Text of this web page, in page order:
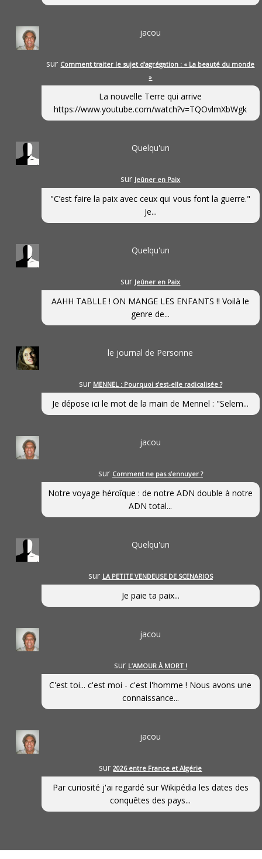
jacou
sur Comment traiter le sujet d’agrégation : « La beauté du monde
»
La nouvelle Terre qui arrive
https://www.youtube.com/watch?v=TQOvlmXbWgk
Quelqu'un
sur Jeûner en Paix
"C’est faire la paix avec ceux qui vous font la guerre."
Je...
Quelqu'un
sur Jeûner en Paix
AAHH TABLLE ! ON MANGE LES ENFANTS !! Voilà le
genre de...
le journal de Personne
sur MENNEL : Pourquoi s’est-elle radicalisée ?
Je dépose ici le mot de la main de Mennel : "Selem...
jacou
sur Comment ne pas s’ennuyer ?
Notre voyage héroîque : de notre ADN double à notre
ADN total...
Quelqu'un
sur LA PETITE VENDEUSE DE SCENARIOS
Je paie ta paix...
jacou
sur L’AMOUR À MORT !
C'est toi... c'est moi - c'est l'homme ! Nous avons une
connaissance...
jacou
sur2026 entre France et Algérie
Par curiosité j'ai regardé sur Wikipédia les dates des
conquêtes des pays...